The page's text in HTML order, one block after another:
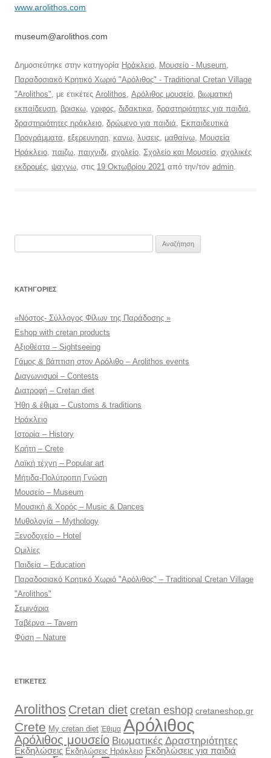
www.arolithos.com
museum@arolithos.com
Δημοσιεύτηκε στην κατηγορία Ηράκλειο Μουσείο - Museum
Παραδοσιακό Κρητικό Χωριό "Αρόλιθος" - Traditional Cretan Village
"Arolithos" , με ετικέτες Arolithos Αρόλιθος μουσείο βιωματική
εκπαίδευση βρισκω γριφος διδακτικα δραστηριότητες για παιδιά
δραστηριότητες ηράκλειο δρώμενο για παιδιά
Εκπαιδευτικά
Προγράμματα εξερευνηση κανω λυσεις μαθαίνω
Μουσεία
Ηράκλειο παιζω παιχνιδι σχολείο Σχολείο και Μουσείο σχολικές
εκδρομές ψαχνω , στις 19 Οκτωβρίου 2021 από την/τον admin
KΑΤΗΓΟΡΊΕΣ
«Νόστος- Σύλλογος Φίλων της Παράδοσης »
Eshop with cretan products
Αξιοθέατα – Sightseeing
Γάμος & βάπτιση στον Αρόλιθο – Arolithos events
Διαγωνισμοί – Contests
Διατροφή – Cretan diet
Ήθη & έθιμα – Customs & traditions
Ηράκλειο
Ιστορία – History
Κρήτη – Crete
Λαϊκή τέχνη – Popular art
Μήτιδα-Πολύτροπη Γνώση
Μουσείο – Museum
Μουσική & Χορός – Music & Dances
Μυθολογία – Mythology
Ξενοδοχείο – Hotel
Ομιλίες
Παιδεία – Education
Παραδοσιακό Κρητικό Χωριό "Αρόλιθος" – Traditional Cretan Village
"Arolithos"
Σεμινάρια
Ταβέρνα – Tavern
Φύση – Nature
ΕΤΙΚΈΤΕΣ
Arolithos Cretan dietcretan eshop cretaneshop.gr
Crete My cretan diet Έθιμα Αρόλιθος
Αρόλιθος μουσείο Βιωματικές Δραστηριότητες
Εκδηλώσεις Εκδηλώσεις Ηράκλειο Εκδηλώσεις για παιδιά